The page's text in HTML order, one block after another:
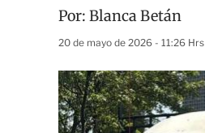
Por: Blanca Betán
20 de mayo de 2026 - 11:26 Hrs